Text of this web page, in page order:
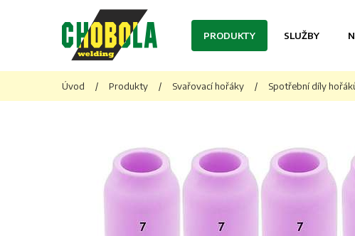
PRODUKTY SLUŽBY
Úvod / Produkty / Svařovací hořáky / Spotřební díly